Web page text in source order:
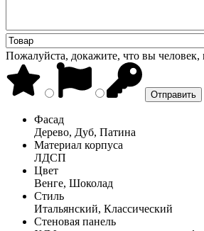
Пожалуйста, докажите, что вы человек,
Фасад
Дерево, Дуб, Патина
Материал корпуса
ЛДСП
Цвет
Венге, Шоколад
Стиль
Итальянский, Классический
Стеновая панель